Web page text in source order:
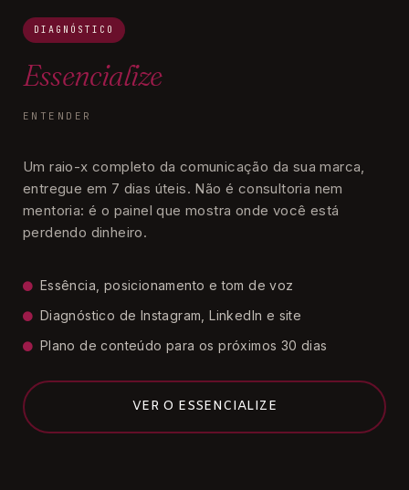
DIAGNÓSTICO
Essencialize
ENTENDER
Um raio-x completo da comunicação da sua marca,
entregue em 7 dias úteis. Não é consultoria nem
mentoria: é o painel que mostra onde você está
perdendo dinheiro.
Essência, posicionamento e tom de voz
Diagnóstico de Instagram, LinkedIn e site
Plano de conteúdo para os próximos 30 dias
VER O ESSENCIALIZE